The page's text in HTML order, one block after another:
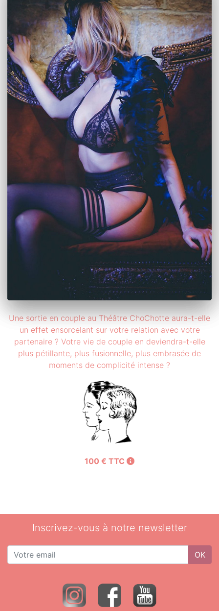
Une sortie en couple au Théâtre ChoChotte aura-t-elle
un effet ensorcelant sur votre relation avec votre
partenaire ? Votre vie de couple en deviendra-t-elle
plus pétillante, plus fusionnelle, plus embrasée de
moments de complicité intense ?
100 € TTC
Inscrivez-vous à notre newsletter
OK